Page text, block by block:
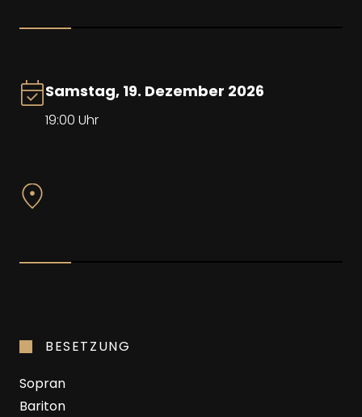
Samstag, 19. Dezember 2026
19:00 Uhr
BESETZUNG
Sopran
Bariton